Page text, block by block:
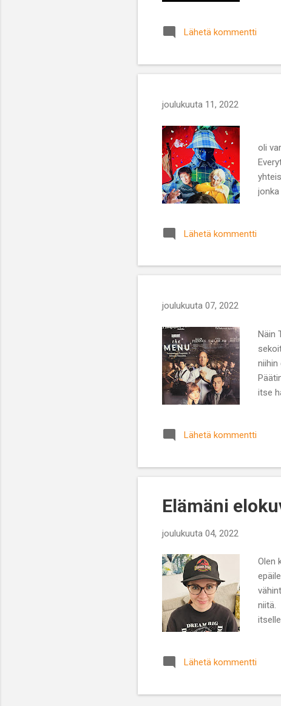
Lähetä kommentti
joulukuuta 11, 2022
oli
Lähetä kommentti
joulukuuta 07, 2022
Näin
niihin
itse
joita
Lähetä kommentti
Elämäni
joulukuuta 04, 2022
Olen
niitä.
alle
Lähetä kommentti